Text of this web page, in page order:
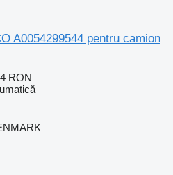
A0054299544 pentru camion
RON